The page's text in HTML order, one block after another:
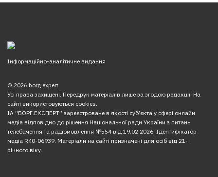
Інформаційно-аналітичне видання
© 2026 borg.expert
Усі права захищені. Передрук матеріалів лише за згодою редакції. На
сайті використовуються cookies.
ІА “БОРГ.ЕКСПЕРТ” зареєстроване в якості суб’єкта у сфері онлайн
медіа відповідно до рішення Національної ради України з питань
телебачення та радіомовлення №554 від 19.02.2026. Ідентифікатор
медіа R40-06939. Матеріали на сайті призначені для осіб від 21-
річного віку.